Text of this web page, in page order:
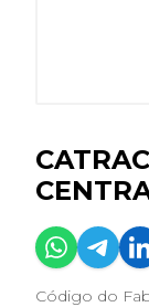
Código do